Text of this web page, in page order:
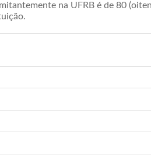
na UFRB é de 80